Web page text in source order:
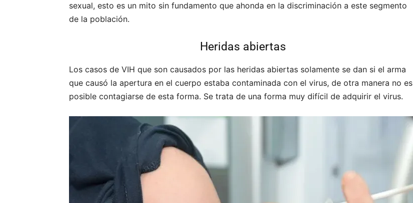
sexual, esto es un mito sin fundamento que ahonda en la discriminación a este segmento
de la población.
Heridas abiertas
Los casos de VIH que son causados por las heridas abiertas solamente se dan si el arma
que causó la apertura en el cuerpo estaba contaminada con el virus, de otra manera no es
posible contagiarse de esta forma. Se trata de una forma muy difícil de adquirir el virus.